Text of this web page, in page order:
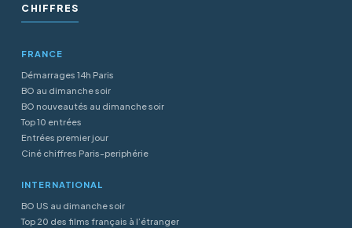
CHIFFRES
FRANCE
Démarrages 14h Paris
BO au dimanche soir
BO nouveautés au dimanche soir
Top 10 entrées
Entrées premier jour
Ciné chiffres Paris-periphérie
INTERNATIONAL
BO US au dimanche soir
Top 20 des films français à l’étranger